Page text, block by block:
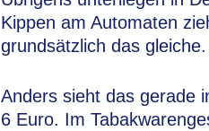
Kippen am Automaten
grundsätzlich das
Anders sieht das gerade
6 Euro. Im